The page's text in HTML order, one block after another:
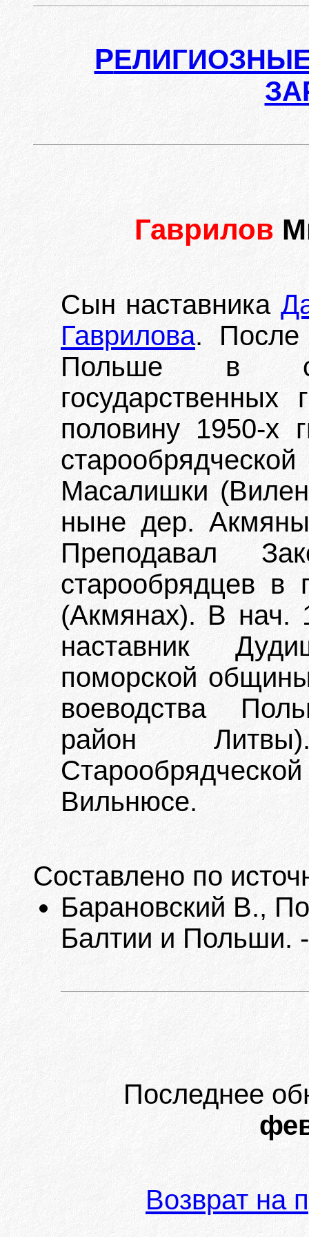
Р
Гаврилов
Сын наставника
Гаврилова. После
Польше в
половину 1950-х
Масалишки
ныне дер.
Преподавал
старообрядцев в
(Акмянах). В нач.
наставник
поморской
воеводства
район
Вильнюсе.
Составлено по
Барановский В.,
Балтии и Польши.
Последнее
Возврат на